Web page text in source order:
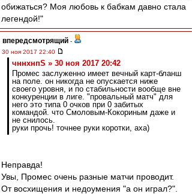
обижаться? Моя любовь к бабкам давно стала
легендой!"
впередсмотрящий -
30 ноя 2017 22:40
чннхнпS » 30 ноя 2017 20:42
Промес заслуженно имеет вечный карт-бланш
на поле. он никогда не опускается ниже
своего уровня, и по стабильности вообще вне
конкуренции в лиге. "провальный матч" для
него это типа 0 очков при 0 забитых
командой. что Смоловым-Кокориным даже и
не снилось.
руки прочь! точнее руки коротки, аха)
Неправда!
Увы, Промес очень разные матчи проводит.
От восхищения и недоумения "а он играл?".